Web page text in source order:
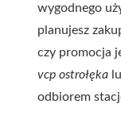
wygodnego
planujesz
czy promocja
vcp ostrołęka
odbiorem